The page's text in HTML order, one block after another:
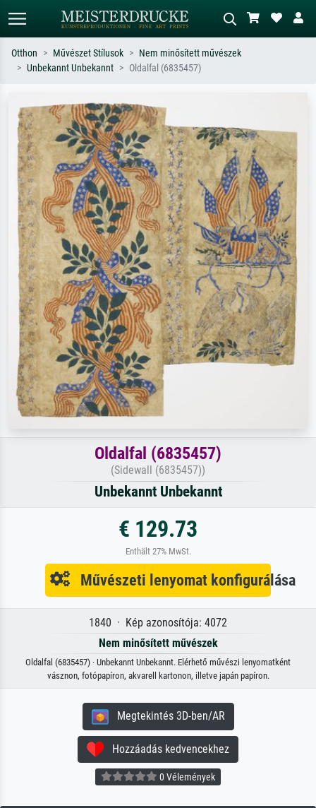
Keressen művész, műcím vagy stílus
szerint – pl. Monet, Csillagos éj,
impresszionizmus, Hokusai-hullám,
akt.
piros absztrakt, sötét olajkép, álló akt
egy fa mellett.
Otthon Művészet Stílusok
Nem minősített művészek
Unbekannt Unbekannt
Oldalfal (6835457)
Oldalfal (6835457)
(Sidewall (6835457))
Unbekannt Unbekannt
€ 129.73
Enthält 27% MwSt.
Művészeti lenyomat konfigurálása
1840 · Kép azonosítója: 4072
Nem minősített művészek
Oldalfal (6835457) · Unbekannt Unbekannt. Elérhető művészi lenyomatként
vásznon, fotópapíron, akvarell kartonon, illetve japán papíron.
Megtekintés 3D-ben/AR
Hozzáadás kedvencekhez
0 Vélemények